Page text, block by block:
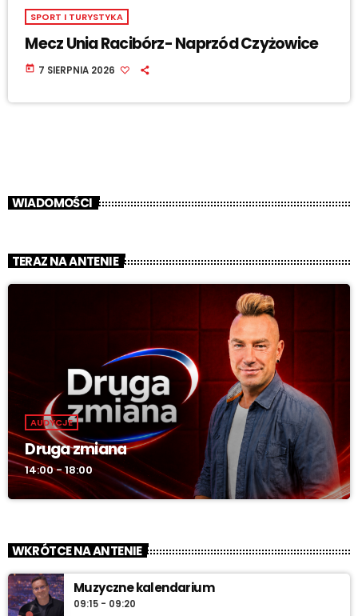
SPORT I TURYSTYKA
Mecz Unia Racibórz- Naprzód Czyżowice
today 7 SIERPNIA 2026
WIADOMOŚCI
TERAZ NA ANTENIE
AUDYCJE
Druga zmiana
14:00 - 18:00
WKRÓTCE NA ANTENIE
Muzyczne kalendarium
09:15 - 09:20